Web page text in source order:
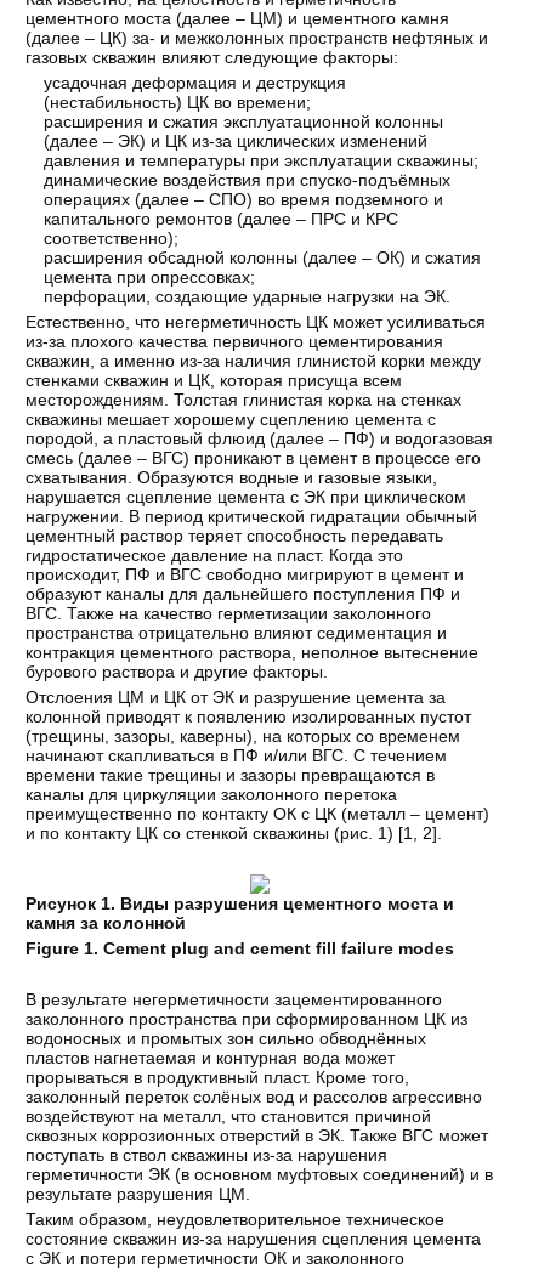
цементного моста (далее – ЦМ) и цементного камня
(далее – ЦК) за- и межколонных пространств нефтяных и
газовых скважин влияют следующие факторы:
усадочная деформация и деструкция
(нестабильность) ЦК во времени;
расширения и сжатия эксплуатационной колонны
(далее – ЭК) и ЦК из-за циклических изменений
давления и температуры при эксплуатации скважины;
динамические воздействия при спуско-подъёмных
операциях (далее – СПО) во время подземного и
капитального ремонтов (далее – ПРС и КРС
соответственно);
расширения обсадной колонны (далее – ОК) и сжатия
цемента при опрессовках;
перфорации, создающие ударные нагрузки на ЭК.
Естественно, что негерметичность ЦК может усиливаться
из-за плохого качества первичного цементирования
скважин, а именно из-за наличия глинистой корки между
стенками скважин и ЦК, которая присуща всем
месторождениям. Толстая глинистая корка на стенках
скважины мешает хорошему сцеплению цемента с
породой, а пластовый флюид (далее – ПФ) и водогазовая
смесь (далее – ВГС) проникают в цемент в процессе его
схватывания. Образуются водные и газовые языки,
нарушается сцепление цемента с ЭК при циклическом
нагружении. В период критической гидратации обычный
цементный раствор теряет способность передавать
гидростатическое давление на пласт. Когда это
происходит, ПФ и ВГС свободно мигрируют в цемент и
образуют каналы для дальнейшего поступления ПФ и
ВГС. Также на качество герметизации заколонного
пространства отрицательно влияют седиментация и
контракция цементного раствора, неполное вытеснение
бурового раствора и другие факторы.
Отслоения ЦМ и ЦК от ЭК и разрушение цемента за
колонной приводят к появлению изолированных пустот
(трещины, зазоры, каверны), на которых со временем
начинают скапливаться в ПФ и/или ВГС. С течением
времени такие трещины и зазоры превращаются в
каналы для циркуляции заколонного перетока
преимущественно по контакту ОК с ЦК (металл – цемент)
и по контакту ЦК со стенкой скважины (рис. 1) [1 2].
Рисунок 1. Виды разрушения цементного моста и
камня за колонной
Figure 1.Cement plug and cement fill failure modes
В результате негерметичности зацементированного
заколонного пространства при сформированном ЦК из
водоносных и промытых зон сильно обводнённых
пластов нагнетаемая и контурная вода может
прорываться в продуктивный пласт. Кроме того,
заколонный переток солёных вод и рассолов агрессивно
воздействуют на металл, что становится причиной
сквозных коррозионных отверстий в ЭК. Также ВГС может
поступать в ствол скважины из-за нарушения
герметичности ЭК (в основном муфтовых соединений) и в
результате разрушения ЦМ.
Таким образом, неудовлетворительное техническое
состояние скважин из-за нарушения сцепления цемента
с ЭК и потери герметичности ОК и заколонного